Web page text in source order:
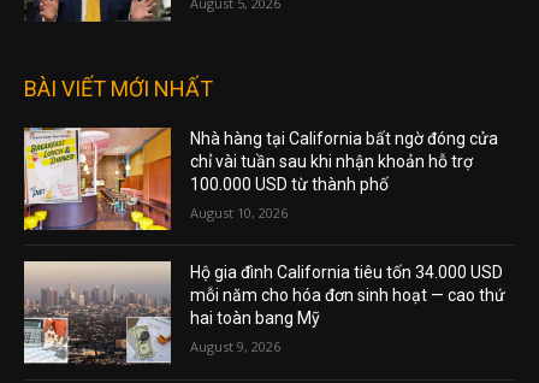
BÀI VIẾT MỚI NHẤT
Nhà hàng tại California bất ngờ đóng cửa
chỉ vài tuần sau khi nhận khoản hỗ trợ
100.000 USD từ thành phố
August 10, 2026
Hộ gia đình California tiêu tốn 34.000 USD
mỗi năm cho hóa đơn sinh hoạt — cao thứ
hai toàn bang Mỹ
August 9, 2026